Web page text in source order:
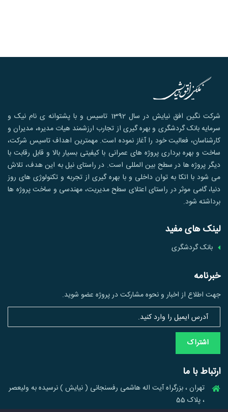
شرکت نگین افق نیایش در سال 1392 تاسیس و با پشتوانه ی نام نیک و
سرمایه بانک گردشگری و بهره گیری از تجارب ارزشمند هیات مدیره، مدیران و
کارشناسان، فعالیت خود را آغاز نموده است. مهمترین اهداف تاسیس شرکت،
ساخت و بهره برداری پروژه های عمرانی با کیفیتی بسیار بالا و قابل رقابت با
دیگر پروژه ها در سطح بین المللی است. در راستای نیل به این هدف، تلاش
می شود با اتکا به توان داخلی و با بهره گیری از تجربه و تکنولوژی های روز
دنیا، گامی موثر در راستای اعتلای سطح مدیریت، مهندسی و ساخت پروژه ها
برداشته شود.
لینک های مفید
بانک گردشگری
خبرنامه
جهت اطلاع از اخبار و نحوه مشارکت در پروژه عضو شوید.
اشتراک
ارتباط با ما
تهران ، بزرگراه آیت اله هاشمی رفسنجانی ( نیایش ) نرسیده به ولیعصر
، پلاک 55